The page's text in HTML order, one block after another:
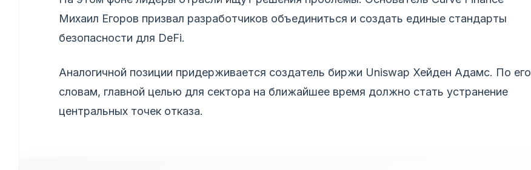
Михаил Егоров призвал разработчиков объединиться и создать единые стандарты
безопасности для DeFi.
Аналогичной позиции придерживается создатель биржи Uniswap Хейден Адамс. По его
словам, главной целью для сектора на ближайшее время должно стать устранение
центральных точек отказа.